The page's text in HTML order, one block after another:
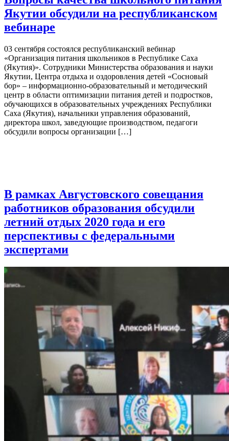
Якутии обсудили на республиканском
вебинаре
03 сентября состоялся республиканский вебинар
«Организация питания школьников в Республике Саха
(Якутия)». Сотрудники Министерства образования и науки
Якутии, Центра отдыха и оздоровления детей «Сосновый
бор» – информационно-образовательный и методический
центр в области оптимизации питания детей и подростков,
обучающихся в образовательных учреждениях Республики
Саха (Якутия), начальники управления образований,
директора школ, заведующие производством, педагоги
обсудили вопросы организации […]
В рамках Августовского совещания
работников образования обсудили
летний отдых 2020 года и его
перспективы с федеральными
экспертами